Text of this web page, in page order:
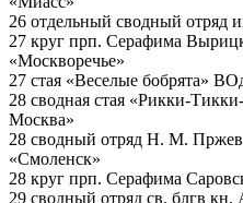
26 отдельный сводный отряд
27 круг прп. Серафима
«Москворечье»
27 стая «Веселые бобрята» ВО
28 сводная стая «Рикки-
Москва»
28 сводный отряд Н. М.
«Смоленск»
28 круг прп. Серафима
29 сводный отряд св. блгв кн.